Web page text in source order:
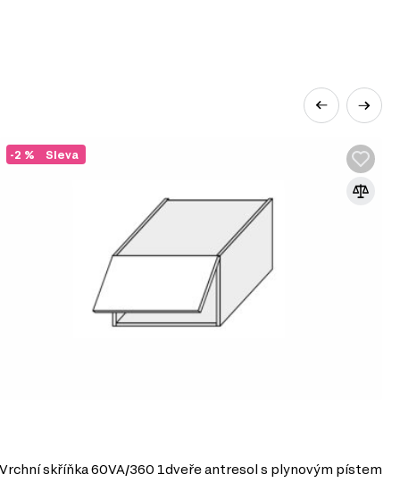
možností pro vaši kuchyň, včetně:
rádi pomůžeme s výběrem.
Sleva
-2 %
Vrchní skříňka 60VA/360 1dveře antresol s plynovým pístem